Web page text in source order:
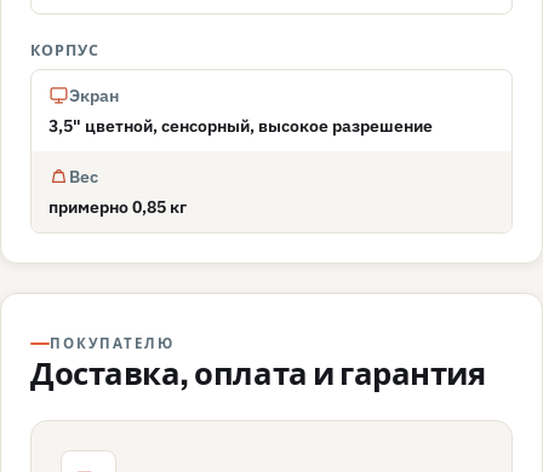
КОРПУС
Экран
3,5" цветной, сенсорный, высокое разрешение
Вес
примерно 0,85 кг
ПОКУПАТЕЛЮ
Доставка, оплата и гарантия